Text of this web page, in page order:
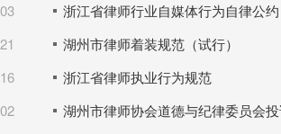
浙江省律师行业自媒体行为自律公约
湖州市律师着装规范（试行）
浙江省律师执业行为规范